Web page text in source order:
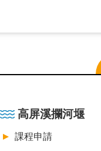
高屏溪攔河堰
課程申請